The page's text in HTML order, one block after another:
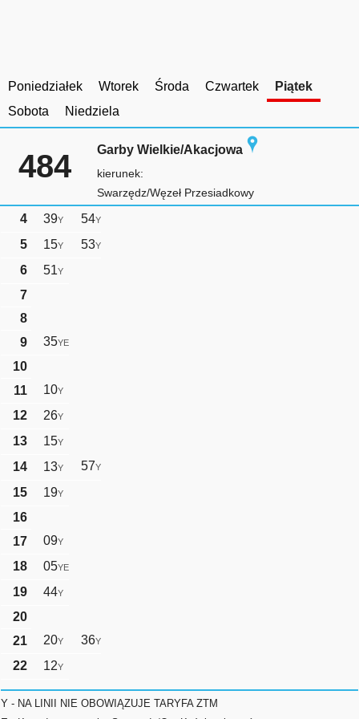
Poniedziałek Wtorek Środa Czwartek
Piątek
Sobota
Niedziela
484 Garby Wielkie/Akacjowa
kierunek:
Swarzędz/Węzeł Przesiadkowy
4 39Y 54Y
5 15Y 53Y
6 51Y
7
8
9
35YE
10
11
10Y
12 26Y
13 15Y
14 13Y 57Y
15 19Y
16
17
09Y
18 05YE
19 44Y
20
21
20Y 36Y
22 12Y
Y - NA LINII NIE OBOWIĄZUJE TARYFA ZTM